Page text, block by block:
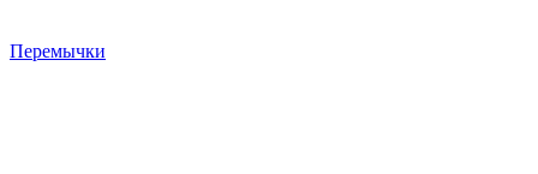
Перемычки